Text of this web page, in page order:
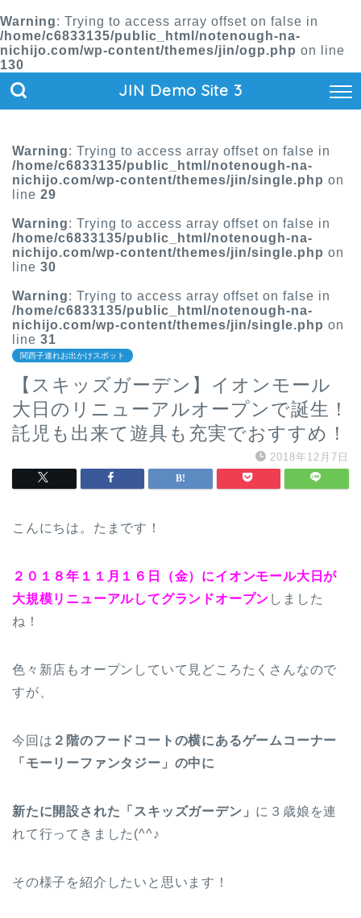
Warning: Trying to access array offset on false in
/home/c6833135/public_html/notenough-na-
nichijo.com/wp-content/themes/jin/ogp.php on line
130
JIN Demo Site 3
Warning: Trying to access array offset on false in
/home/c6833135/public_html/notenough-na-
nichijo.com/wp-content/themes/jin/single.php on
line 29
Warning: Trying to access array offset on false in
/home/c6833135/public_html/notenough-na-
nichijo.com/wp-content/themes/jin/single.php on
line 30
Warning: Trying to access array offset on false in
/home/c6833135/public_html/notenough-na-
nichijo.com/wp-content/themes/jin/single.php on
line 31
関西子連れお出かけスポット
【スキッズガーデン】イオンモール
大日のリニューアルオープンで誕生！
託児も出来て遊具も充実でおすすめ！
2018年12月7日
こんにちは。たまです！
２０１８年１１月１６日（金）にイオンモール大日が
大規模リニューアルしてグランドオープン しました
ね！
色々新店もオープンしていて見どころたくさんなので
すが、
今回は ２階のフードコートの横にあるゲームコーナー
「モーリーファンタジー」の中に
新たに開設された「スキッズガーデン」 に３歳娘を連
れて行ってきました(^^♪
その様子を紹介したいと思います！